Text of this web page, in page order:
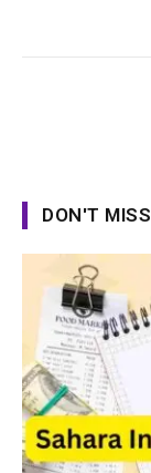
DON'T MISS